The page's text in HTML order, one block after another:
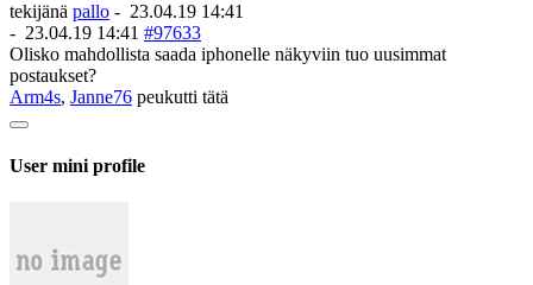
tekijänä pallo - 23.04.19 14:41
- 23.04.19 14:41 #97633
Olisko mahdollista saada iphonelle näkyviin tuo uusimmat
postaukset?
Arm4s, Janne76 peukutti tätä
User mini profile